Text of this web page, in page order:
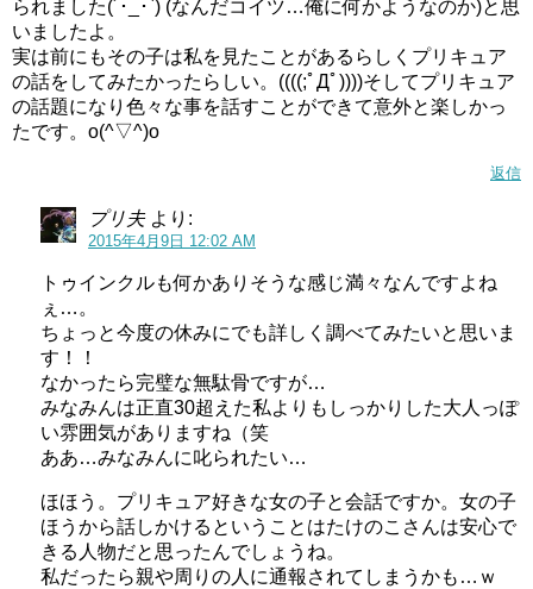
られました(´･_･`) (なんだコイツ…俺に何かようなのか)と思
いましたよ。
実は前にもその子は私を見たことがあるらしくプリキュア
の話をしてみたかったらしい。((((;ﾟДﾟ))))そしてプリキュア
の話題になり色々な事を話すことができて意外と楽しかっ
たです。o(^▽^)o
返信
プリ夫 より:
2015年4月9日 12:02 AM
トゥインクルも何かありそうな感じ満々なんですよね
ぇ…。
ちょっと今度の休みにでも詳しく調べてみたいと思いま
す！！
なかったら完璧な無駄骨ですが…
みなみんは正直30超えた私よりもしっかりした大人っぽ
い雰囲気がありますね（笑
ああ…みなみんに叱られたい…
ほほう。プリキュア好きな女の子と会話ですか。女の子
ほうから話しかけるということはたけのこさんは安心で
きる人物だと思ったんでしょうね。
私だったら親や周りの人に通報されてしまうかも…ｗ